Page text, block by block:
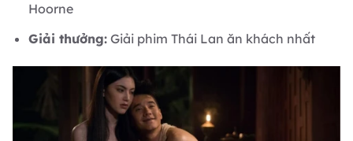
Hoorne
Giải thưởng: Giải phim Thái Lan ăn khách nhất